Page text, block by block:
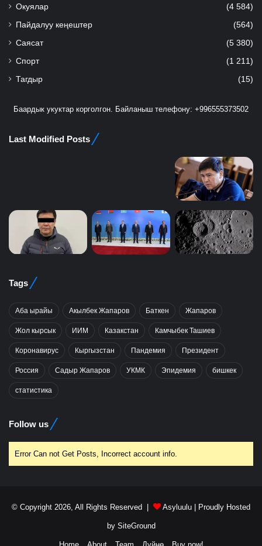
Окуялар (4 584)
Пайдалуу кеңештер (564)
Саясат (5 380)
Спорт (1 211)
Тагдыр (15)
Баардык укуктар корголгон. Байланыш телефону: +996555373502
Last Modified Posts
Tags
Аба ырайы Акылбек Жапаров Баткен Жапаров
Жол кырсык ИИМ Казакстан Камчыбек Ташиев
Коронавирус Кыргызстан Пандемия Президент
Россия Садыр Жапаров УКМК Эпидемия бишкек
статистика
Follow us
Error Can not Get Posts, Incorrect account info.
© Copyright 2026, All Rights Reserved | Asyluulu | Proudly Hosted
by SiteGround